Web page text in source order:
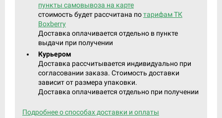
пункты самовывоза на карте
стоимость будет рассчитана потарифам ТК
Boxberry
Доставка оплачивается отдельно в пункте
выдачи при получении
Курьером
Доставка рассчитывается индивидуально при
согласовании заказа. Стоимость доставки
зависит от размера упаковки.
Доставка оплачивается отдельно при получении
Подробнее о способах доставки и оплаты